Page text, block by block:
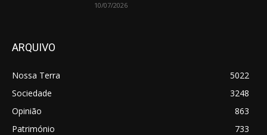
10/07/2026
ARQUIVO
Nossa Terra
5022
Sociedade
3248
Opinião
863
Património
733